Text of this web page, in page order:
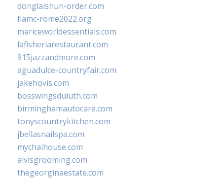
donglaishun-order.com
fiamc-rome2022.org
mariceworldessentials.com
lafisheriarestaurant.com
915jazzandmore.com
aguadulce-countryfair.com
jakehovis.com
bosswingsduluth.com
birminghamautocare.com
tonyscountrykitchen.com
jbellasnailspa.com
mychaihouse.com
alvisgrooming.com
thegeorginaestate.com